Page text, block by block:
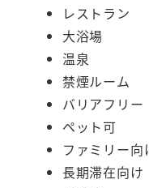
レストラン
大浴場
温泉
禁煙ルーム
バリアフリー
ペット可
ファミリー向
長期滞在向け